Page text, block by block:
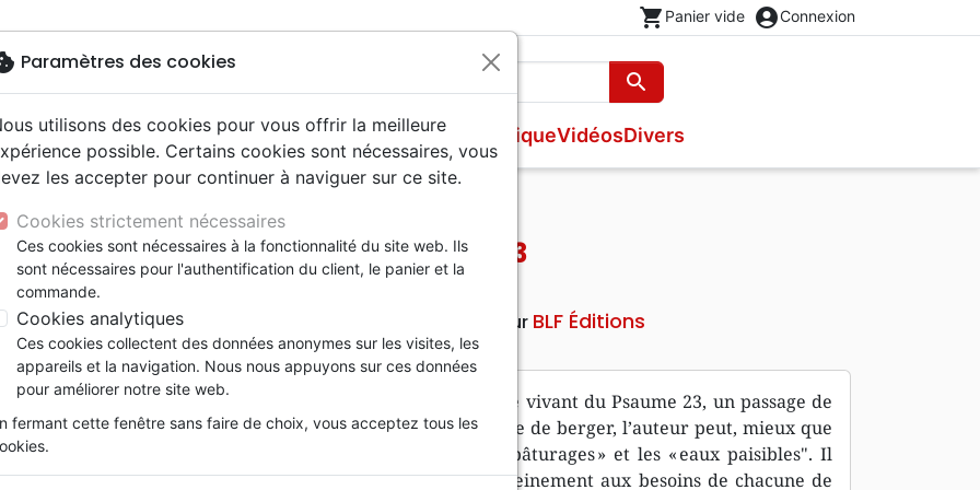
shopping_cart Panier vide account_circleConnexion
search
Rechercher
NouveautésBibles
courant
Français fondamental
Autres versions
Bibles d'étude
Bibles audio
Livres
société, politique
adoration, louange
santé
Famille, couple
Israël, Messianique
Evangelisation
Témoignages, biographies
Jeunesse
ans
jeunes
Enseignement jeunesse
Livres d'activités
CD Jeunesse
Musique
de fête
Jeunesse
Compilations
Recueils et partitions
Vidéos
vraies, témoignages
reportages
Concerts, spectacles
Enseignement, conférences
Divers
cadeaux
Accessoires de Bible
MEDITE LE PSAUME 23
UN BERGER MEDITE LE PSAUME 23
Référence Editeur BLF Éditions
Description Détails du produit
Phillip KELLER nous présente un commentaire vivant du Psaume 23, un passage de
la Bible des plus connus. De par son expérience de berger, l’auteur peut, mieux que
quiconque, parler de ce que sont les « verts pâturages » et les « eaux paisibles". Il
vous fera redécouvrir Celui qui pourvoit si pleinement aux besoins de chacune de
Paramètres des cookies
utilisons des cookies pour vous offrir la meilleure
possible. Certains cookies sont nécessaires, vous
les accepter pour continuer à naviguer sur ce site.
Cookies strictement nécessaires
Ces cookies sont nécessaires à la fonctionnalité du site web. Ils
sont nécessaires pour l'authentification du client, le panier et la
commande.
Cookies analytiques
Ces cookies collectent des données anonymes sur les visites, les
appareils et la navigation. Nous nous appuyons sur ces données
pour améliorer notre site web.
fermant cette fenêtre sans faire de choix, vous acceptez tous les